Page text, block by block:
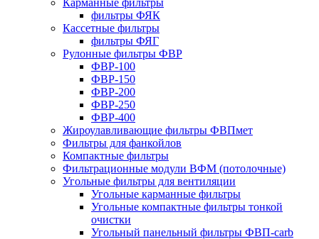
Карманные фильтры
фильтры ФЯК
Кассетные фильтры
фильтры ФЯГ
Рулонные фильтры ФВР
ФВР-100
ФВР-150
ФВР-200
ФВР-250
ФВР-400
Жироулавливающие фильтры ФВПмет
Фильтры для фанкойлов
Компактные фильтры
Фильтрационные модули ВФМ (потолочные)
Угольные фильтры для вентиляции
Угольные карманные фильтры
Угольные компактные фильтры тонкой
очистки
Угольный панельный фильтры ФВП-carb